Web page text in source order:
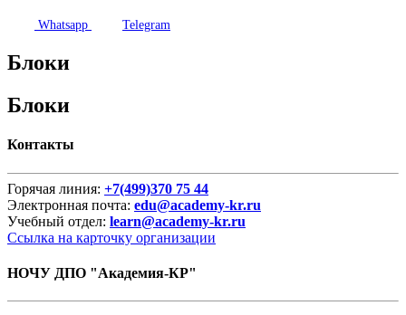
Whatsapp Telegram
Блоки
Блоки
Контакты
Горячая линия: +7(499)370 75 44
Электронная почта: edu@academy-kr.ru
Учебный отдел: learn@academy-kr.ru
Ссылка на карточку организации
НОЧУ ДПО "Академия-КР"